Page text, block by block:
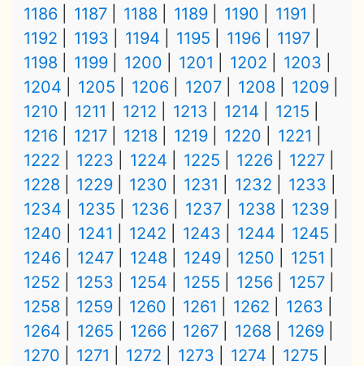
1186
1187 1188 1189 1190
1191
1192
1193 1194 1195 1196
1197
1198
1199 1200 1201 1202
1203
1204
1205 1206 1207 1208
1209
1210
1211 1212 1213 1214
1215
1216
1217 1218 1219 1220
1221
1222
1223 1224 1225 1226
1227
1228
1229 1230 1231 1232
1233
1234
1235 1236 1237 1238
1239
1240
1241 1242 1243 1244
1245
1246
1247 1248 1249 1250
1251
1252
1253 1254 1255 1256
1257
1258
1259 1260 1261 1262
1263
1264
1265 1266 1267 1268
1269
1270
1271 1272 1273 1274
1275